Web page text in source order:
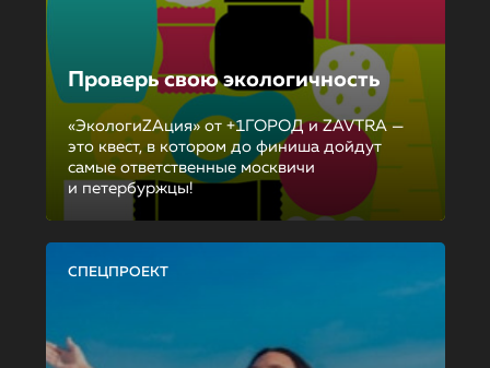
Проверь свою экологичность
«ЭкологиZAция» от +1ГОРОД и ZAVTRA —
это квест, в котором до финиша дойдут
самые ответственные москвичи
и петербуржцы!
СПЕЦПРОЕКТ